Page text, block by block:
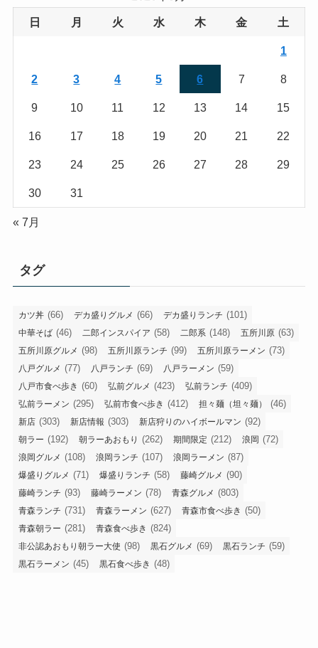
日 月 火 水 木 金 土
1
2 3 4 5 6 7 8
9 10 11 12 13 14 15
16 17 18 19 20 21 22
23 24 25 26 27 28 29
30 31
« 7月
タグ
カツ丼 (66) デカ盛りグルメ (66) デカ盛りランチ (101)
中華そば (46) 二郎インスパイア (58) 二郎系 (148) 五所川原 (63)
五所川原グルメ (98) 五所川原ランチ (99) 五所川原ラーメン (73)
八戸グルメ (77) 八戸ランチ (69) 八戸ラーメン (59)
八戸市食べ歩き (60) 弘前グルメ (423) 弘前ランチ (409)
弘前ラーメン (295) 弘前市食べ歩き (412) 担々麺（坦々麺） (46)
新店 (303) 新店情報 (303) 新店狩りのハイボールマン (92)
朝ラー (192) 朝ラーあおもり (262) 期間限定 (212) 浪岡 (72)
浪岡グルメ (108) 浪岡ランチ (107) 浪岡ラーメン (87)
爆盛りグルメ (71) 爆盛りランチ (58) 藤崎グルメ (90)
藤崎ランチ (93) 藤崎ラーメン (78) 青森グルメ (803)
青森ランチ (731) 青森ラーメン (627) 青森市食べ歩き (50)
青森朝ラー (281) 青森食べ歩き (824)
非公認あおもり朝ラー大使 (98) 黒石グルメ (69) 黒石ランチ (59)
黒石ラーメン (45) 黒石食べ歩き (48)